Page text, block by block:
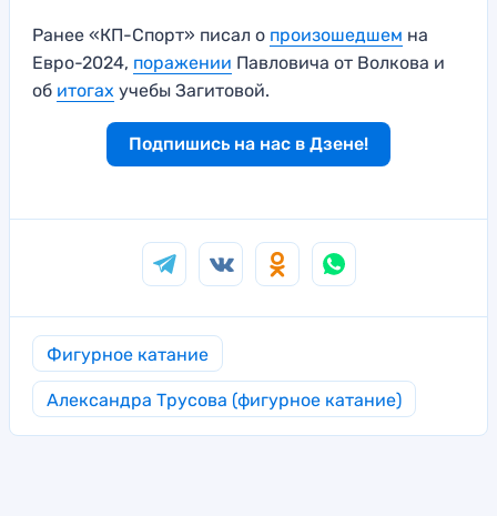
Ранее «КП-Спорт» писал о произошедшем на
Евро-2024, поражении Павловича от Волкова и
об итогах учебы Загитовой.
Подпишись на нас в Дзене!
Фигурное катание
Александра Трусова (фигурное катание)